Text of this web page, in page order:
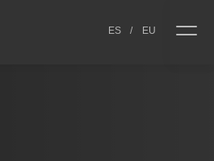
ES / EU